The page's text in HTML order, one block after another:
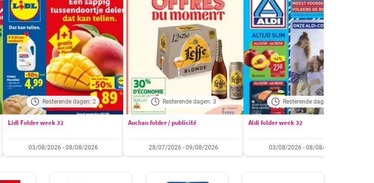
Resterende dagen: 2
Lidl Folder week 32
03/08/2026 - 08/08/2026
Resterende dagen: 3
Auchan folder / publicité
28/07/2026 - 09/08/2026
Resterende dagen: 2
Aldi folder week 32
03/08/2026 - 08/08/2026